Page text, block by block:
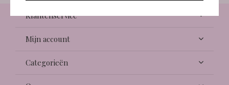
Klantenservice
Mijn account
Categorieën